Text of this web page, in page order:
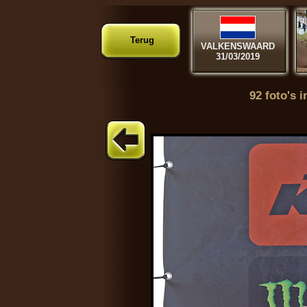
Terug
VALKENSWAARD
31/03/2019
92 foto's